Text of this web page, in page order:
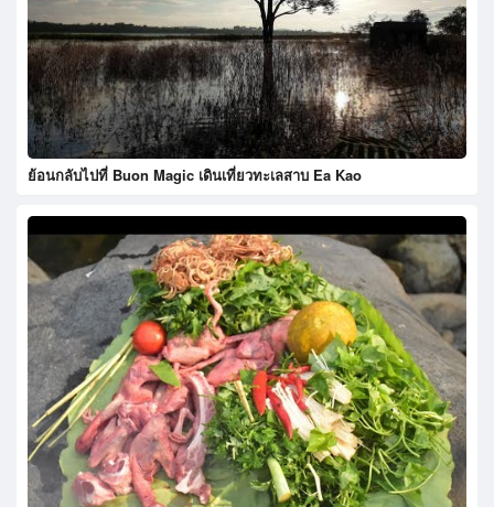
ย้อนกลับไปที่ Buon Magic เดินเที่ยวทะเลสาบ Ea Kao